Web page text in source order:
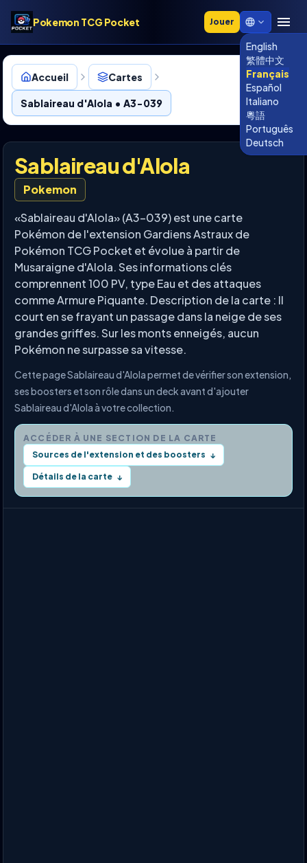
Pokemon TCG Pocket Jouer
English
繁體中文
Français
Español
Italiano
粵語
Português
Deutsch
Accueil Cartes
Sablaireau d'Alola • A3-039
Sablaireau d'Alola
Pokemon
«Sablaireau d'Alola» (A3-039) est une carte
Pokémon de l'extension Gardiens Astraux de
Pokémon TCG Pocket et évolue à partir de
Musaraigne d'Alola. Ses informations clés
comprennent 100 PV, type Eau et des attaques
comme Armure Piquante. Description de la carte : Il
court en se frayant un passage dans la neige de ses
grandes griffes. Sur les monts enneigés, aucun
Pokémon ne surpasse sa vitesse.
Cette page Sablaireau d'Alola permet de vérifier son extension,
ses boosters et son rôle dans un deck avant d'ajouter
Sablaireau d'Alola à votre collection.
ACCÉDER À UNE SECTION DE LA CARTE
Sources de l'extension et des boosters ↓
Détails de la carte ↓